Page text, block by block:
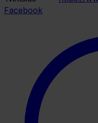
Facebook